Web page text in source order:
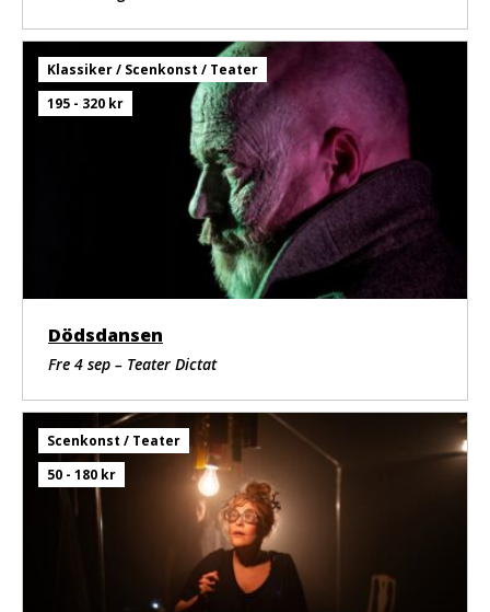
Klassiker / Scenkonst / Teater
195 - 320 kr
Dödsdansen
Fre 4 sep – Teater Dictat
Scenkonst / Teater
50 - 180 kr